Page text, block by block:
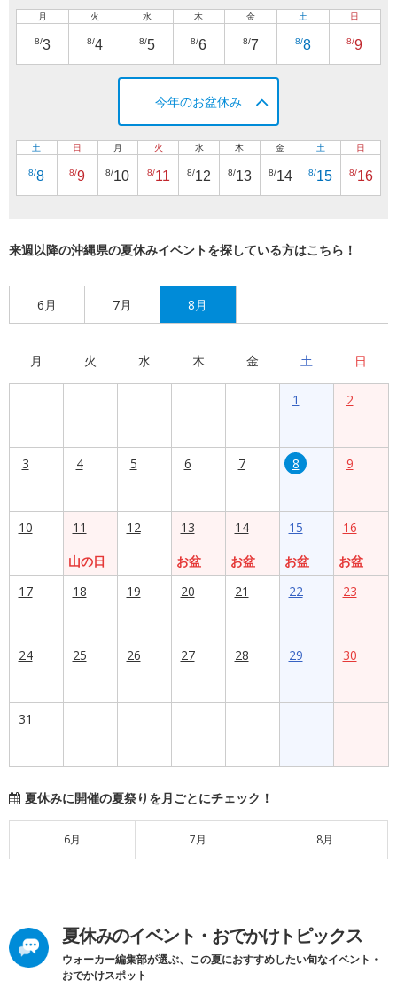
月
8/3
火
8/4
水
8/5
木
8/6
金
8/7
土
8/8
日
8/9
今年のお盆休み
土
8/8
日
8/9
月
8/10
火
8/11
水
8/12
木
8/13
金
8/14
土
8/15
日
8/16
来週以降の沖縄県の夏休みイベントを探している方はこちら！
6月 7月 8月
月 火 水 木 金 土 日
1 2
3 4 5 6 7 8 9
10
11
山の日
12
13
お盆
14
お盆
15
お盆
16
お盆
17
18 19 20 21 22 23
24 25 26 27 28 29 30
31
夏休みに開催の夏祭りを月ごとにチェック！
6月 7月 8月
夏休みのイベント・おでかけトピックス
ウォーカー編集部が選ぶ、この夏におすすめしたい旬なイベント・
おでかけスポット